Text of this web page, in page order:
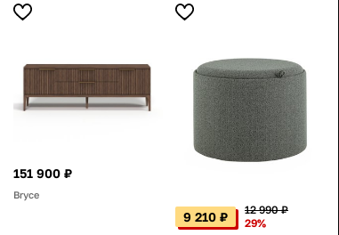
151 900 ₽
Bryce
9 210 ₽
12 990 ₽
29%